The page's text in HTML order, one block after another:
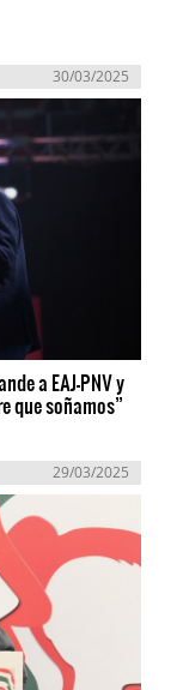
30/03/2025
a EAJ-PNV y
que soñamos”
29/03/2025